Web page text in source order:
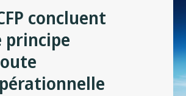
concluent
principe